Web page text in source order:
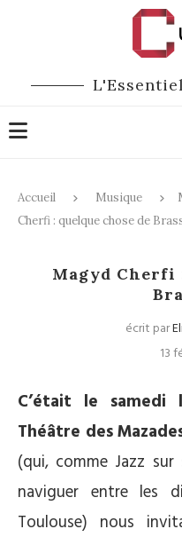
Accueil Musique
Cherfi : quelque chose de
Magyd Cherfi
écrit par
13
C’était le
Théâtre des
(qui, comme Jazz
naviguer entre les
Toulouse) nous